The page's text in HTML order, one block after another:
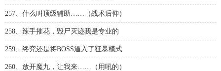
257、什么叫顶级辅助……（战术后仰）
258、辣手摧花，毁尸灭迹我是专业的
259、终究还是将BOSS逼入了狂暴模式
260、放开魔九，让我来……（用吼的）